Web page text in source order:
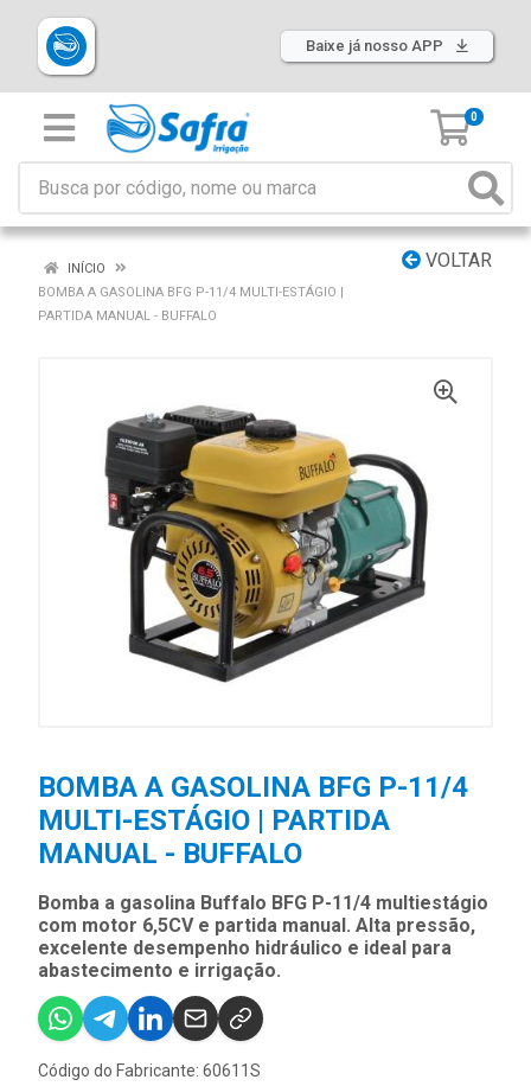
Baixe já nosso APP
0
VOLTAR
INÍCIO
BOMBA A GASOLINA BFG P-11/4 MULTI-ESTÁGIO |
PARTIDA MANUAL - BUFFALO
BOMBA A GASOLINA BFG P-11/4
MULTI-ESTÁGIO | PARTIDA
MANUAL - BUFFALO
Bomba a gasolina Buffalo BFG P-11/4 multiestágio
com motor 6,5CV e partida manual. Alta pressão,
excelente desempenho hidráulico e ideal para
abastecimento e irrigação.
Código do Fabricante: 60611S